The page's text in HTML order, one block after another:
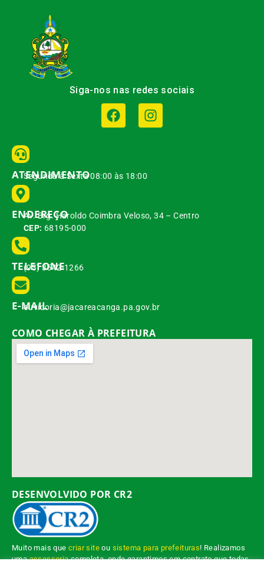
Siga-nos nas redes sociais
ATENDIMENTO
Segunda à Sexta 08:00 às 18:00
ENDEREÇO
Av. Brg. Haroldo Coimbra Veloso, 34 – Centro
CEP: 68195-000
TELEFONE
(93) 3542-1266
E-MAIL
ouvidoria@jacareacanga.pa.gov.br
COMO CHEGAR À PREFEITURA
DESENVOLVIDO POR CR2
Muito mais quecriar site ou sistema para prefeituras! Realizamos
umaassessoriacompleta, onde garantimos em contrato que todas